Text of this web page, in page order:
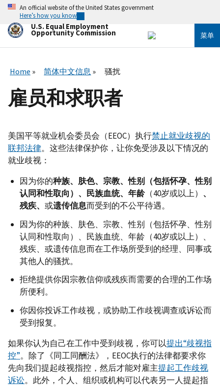
内
An official website of the United States government
Here’s how you know
U.S. Equal Employment
Opportunity Commission 菜单
Home 简体中文信息 骚扰
雇员和求职者
美国平等就业机会委员会（EEOC）执行禁止就业歧视的
联邦法律。这些法律保护你，让你免受涉及以下情况的
就业歧视：
因为你的种族、肤色、宗教、性别（包括怀孕、性别
认同和性取向）、民族血统、年龄 （40岁或以上） 、
残疾、 或遗传信息而受到的不公平待遇。
因为你的种族、肤色、宗教、性别（包括怀孕、性别
认同和性取向）、民族血统、年龄（40岁或以上）、
残疾、或遗传信息而在工作场所受到的经理、同事或
其他人的骚扰。
拒绝提供你因宗教信仰或残疾而需要的合理的工作场
所便利。
你因你投诉工作歧视，或协助工作歧视调查或诉讼而
受到报复。
如果你认为自己在工作中受到歧视，你可以提出“歧视指
控”。除了《同工同酬法》，EEOC执行的法律都要求你
先向我们提起歧视指控，然后才能对雇主提起工作歧视
诉讼。此外，个人、组织或机构可以代表另一人提起指